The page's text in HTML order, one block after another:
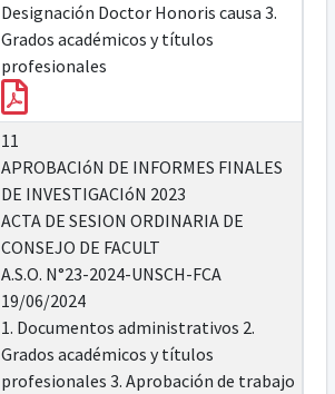
Designación Doctor Honoris causa 3.
Grados académicos y títulos
profesionales
11
APROBACIóN DE INFORMES FINALES
DE INVESTIGACIóN 2023
ACTA DE SESION ORDINARIA DE
CONSEJO DE FACULT
A.S.O. N°23-2024-UNSCH-FCA
19/06/2024
1. Documentos administrativos 2.
Grados académicos y títulos
profesionales 3. Aprobación de trabajo